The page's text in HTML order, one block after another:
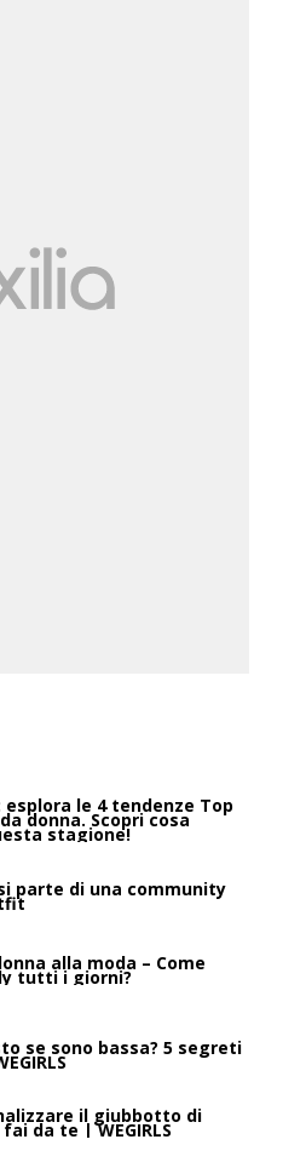
esplora le 4 tendenze Top
donna. Scopri cosa
stagione!
parte di una community
alla moda – Come
tutti i giorni?
se sono bassa? 5 segreti
il giubbotto di
da te | WEGIRLS